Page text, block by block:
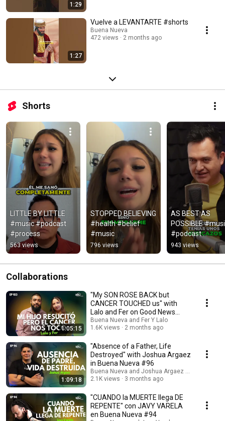
1:29
1:27
Vuelve a LEVANTARTE #shorts
Buena Nueva
472 views
2 months ago
Shorts
LITTLE BY LITTLE
#music #podcast
#process
563 views
STOPPED BELIEVING
#health #belief
#music
796 views
AS BEST AS
POSSIBLE
#podcast
#musicproducer
943 views
Collaborations
1:05:15
"My SON ROSE BACK but
CANCER TOUCHED us" with
Lalo and Fer on Good News
#103
Buena Nueva and Fer Y Lalo
1.6K views
2 months ago
1:09:18
"Absence of a Father, Life
Destroyed" with Joshua Argaez
in Buena Nueva #96
Buena Nueva and Joshua Argaez Bernal
2.1K views
3 months ago
"CUANDO la MUERTE llega DE
REPENTE" con JAVY VARELA
en Buena Nueva #94